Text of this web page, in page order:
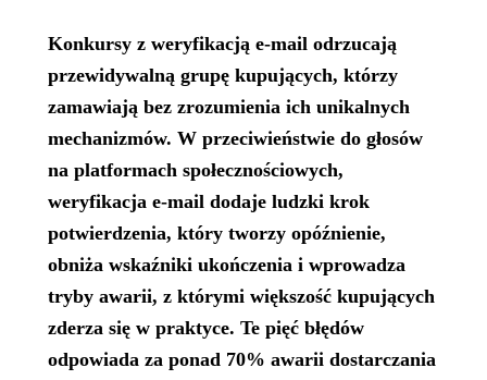
Konkursy z weryfikacją e-mail odrzucają
przewidywalną grupę kupujących, którzy
zamawiają bez zrozumienia ich unikalnych
mechanizmów. W przeciwieństwie do głosów
na platformach społecznościowych,
weryfikacja e-mail dodaje ludzki krok
potwierdzenia, który tworzy opóźnienie,
obniża wskaźniki ukończenia i wprowadza
tryby awarii, z którymi większość kupujących
zderza się w praktyce. Te pięć błędów
odpowiada za ponad 70% awarii dostarczania